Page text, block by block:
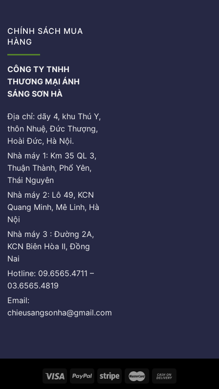
CHÍNH SÁCH MUA
HÀNG
CÔNG TY TNHH
THƯƠNG MẠI ÁNH
SÁNG SƠN HÀ
Địa chỉ: dãy 4, khu Thú Y,
thôn Nhuệ, Đức Thượng,
Hoài Đức, Hà Nội.
Nhà máy 1: Km 35 QL 3,
Thuận Thành, Phổ Yên,
Thái Nguyên
Nhà máy 2: Lô 49, KCN
Quang Minh, Mê Linh, Hà
Nội
Nhà máy 3 : Đường 2A,
KCN Biên Hòa II, Đồng
Nai
Hotline: 09.6565.4711 –
03.6565.4819
Email:
chieusangsonha@gmail.com